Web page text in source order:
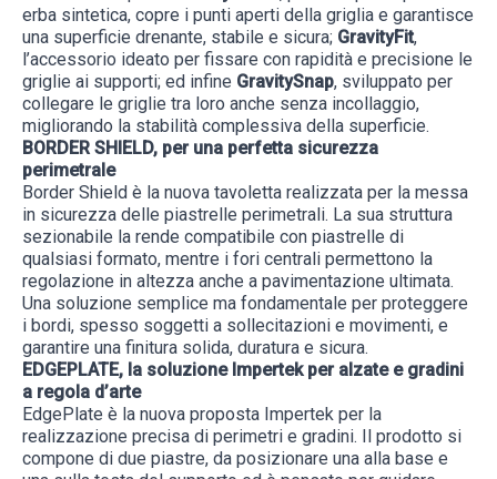
erba sintetica, copre i punti aperti della griglia e garantisce
una superficie drenante, stabile e sicura; GravityFit,
l’accessorio ideato per fissare con rapidità e precisione le
griglie ai supporti; ed infine GravitySnap, sviluppato per
collegare le griglie tra loro anche senza incollaggio,
migliorando la stabilità complessiva della superficie.
BORDER SHIELD, per una perfetta sicurezza
perimetrale
Border Shield è la nuova tavoletta realizzata per la messa
in sicurezza delle piastrelle perimetrali. La sua struttura
sezionabile la rende compatibile con piastrelle di
qualsiasi formato, mentre i fori centrali permettono la
regolazione in altezza anche a pavimentazione ultimata.
Una soluzione semplice ma fondamentale per proteggere
i bordi, spesso soggetti a sollecitazioni e movimenti, e
garantire una finitura solida, duratura e sicura.
EDGEPLATE, la soluzione Impertek per alzate e gradini
a regola d’arte
EdgePlate è la nuova proposta Impertek per la
realizzazione precisa di perimetri e gradini. Il prodotto si
compone di due piastre, da posizionare una alla base e